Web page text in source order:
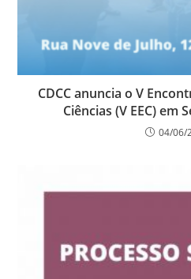
CDCC anuncia o V
Ciências (V EEC) em
04/06/